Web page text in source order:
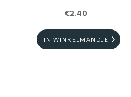
€2.40
IN WINKELMANDJE